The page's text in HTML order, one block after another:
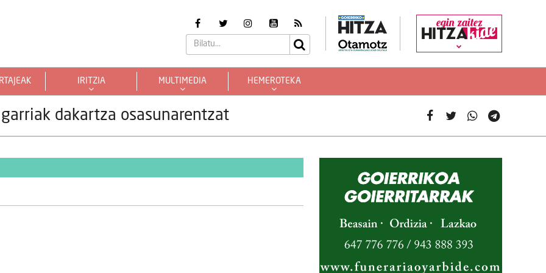
egin zaitez
IRITZIA MULTIMEDIA HEMEROTEKA
dakartza osasunarentzat